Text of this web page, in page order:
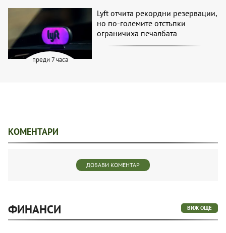
преди 7 часа
Lyft отчита рекордни резервации,
но по-големите отстъпки
ограничиха печалбата
КОМЕНТАРИ
ДОБАВИ КОМЕНТАР
ФИНАНСИ ВИЖ ОЩЕ